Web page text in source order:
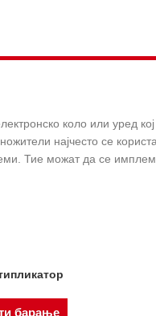
коло или уред кој
најчесто се
Тие можат да се
барање